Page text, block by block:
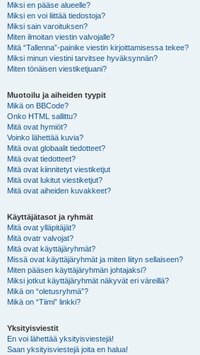
Miksi en pääse alueelle?
Miksi en voi liittää tiedostoja?
Miksi sain varoituksen?
Miten ilmoitan viestin valvojalle?
Mitä “Tallenna”-painike viestin kirjoittamisessa tekee?
Miksi minun viestini tarvitsee hyväksynnän?
Miten tönäisen viestiketjuani?
Muotoilu ja aiheiden tyypit
Mikä on BBCode?
Onko HTML sallittu?
Mitä ovat hymiöt?
Voinko lähettää kuvia?
Mitä ovat globaalit tiedotteet?
Mitä ovat tiedotteet?
Mitä ovat kiinnitetyt viestiketjut
Mitä ovat lukitut viestiketjut?
Mitä ovat aiheiden kuvakkeet?
Käyttäjätasot ja ryhmät
Mitä ovat ylläpitäjät?
Mitä ovatr valvojat?
Mitä ovat käyttäjäryhmät?
Missä ovat käyttäjäryhmät ja miten liityn sellaiseen?
Miten pääsen käyttäjäryhmän johtajaksi?
Miksi jotkut käyttäjäryhmät näkyvät eri väreillä?
Mikä on “oletusryhmä”?
Mikä on “Tiimi” linkki?
Yksityisviestit
En voi lähettää yksityisviestejä!
Saan yksityisviestejä joita en halua!